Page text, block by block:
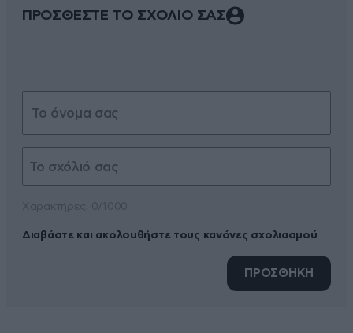
ΠΡΟΣΘΕΣΤΕ ΤΟ ΣΧΟΛΙΟ ΣΑΣ
Διαβάστε και ακολουθήστε τους κανόνες σχολιασμού
ΠΡΟΣΘΗΚΗ